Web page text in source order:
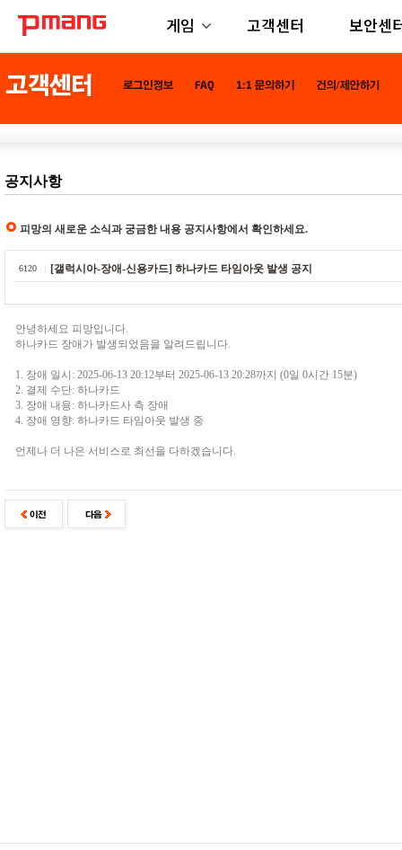
게임 고객센터 보안센
공지사항
피망의 새로운 소식과 궁금한 내용 공지사항에서 확인하세요.
6120 [갤럭시아-장애-신용카드] 하나카드 타임아웃 발생 공지
안녕하세요 피망입니다.
하나카드 장애가 발생되었음을 알려드립니다.
1. 장애 일시: 2025-06-13 20:12부터 2025-06-13 20:28까지 (0일 0시간 15분)
2. 결제 수단: 하나카드
3. 장애 내용: 하나카드사 측 장애
4. 장애 영향: 하나카드 타임아웃 발생 중
언제나 더 나은 서비스로 최선을 다하겠습니다.